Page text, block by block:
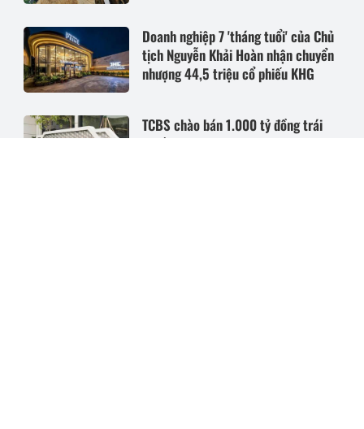
Doanh nghiệp 7 'tháng tuổi' của Chủ
tịch Nguyễn Khải Hoàn nhận chuyển
nhượng 44,5 triệu cổ phiếu KHG
TCBS chào bán 1.000 tỷ đồng trái
phiếu